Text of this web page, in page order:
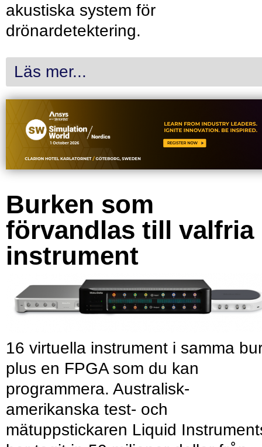
akustiska system för
drönardetektering.
Läs mer...
Burken som
förvandlas till valfria
instrument
16 virtuella instrument i samma
plus en FPGA som du kan
programmera. Australisk-
amerikanska test- och
mätuppstickaren Liquid